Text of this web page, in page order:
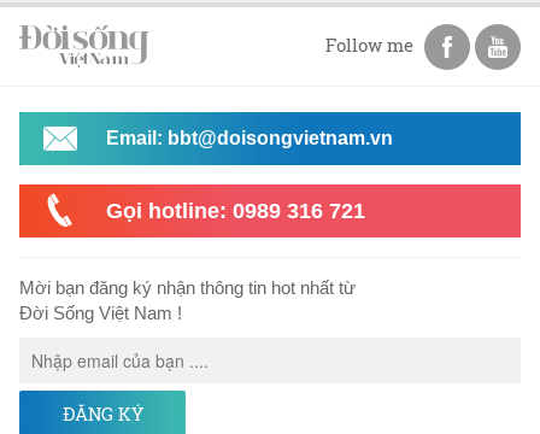
Follow me
Email: bbt@doisongvietnam.vn
Gọi hotline: 0989 316 721
Mời bạn đăng ký nhận thông tin hot nhất từ
Đời Sống Việt Nam !
ĐĂNG KÝ